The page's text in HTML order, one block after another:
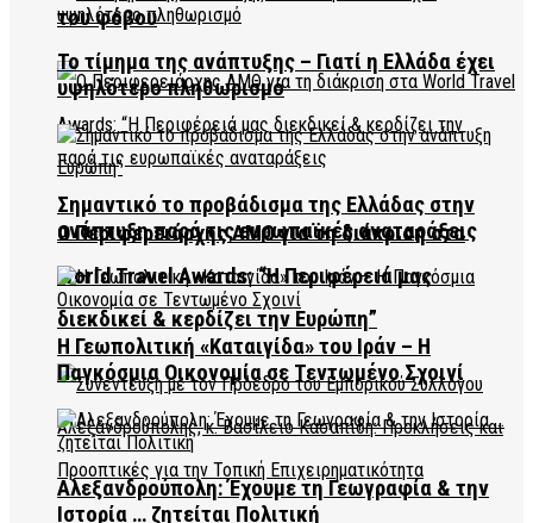
του φόβου
Ο Περιφερειάρχης ΑΜΘ για τη διάκριση στα
World Travel Awards: “Η Περιφέρειά μας
διεκδικεί & κερδίζει την Ευρώπη”
Το τίμημα της ανάπτυξης – Γιατί η Ελλάδα έχει
υψηλότερο πληθωρισμό
Σημαντικό το προβάδισμα της Ελλάδας στην
ανάπτυξη παρά τις ευρωπαϊκές αναταράξεις
Η Γεωπολιτική «Καταιγίδα» του Ιράν – Η
Παγκόσμια Οικονομία σε Τεντωμένο Σχοινί
Αλεξανδρούπολη: Έχουμε τη Γεωγραφία & την
Ιστορία … ζητείται Πολιτική